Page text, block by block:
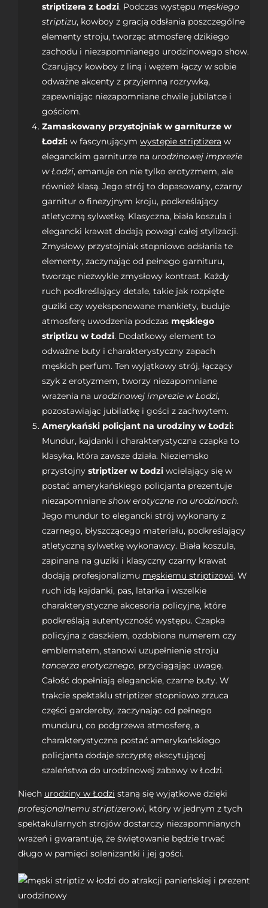
striptizera z Łodzi. Podczas występu męskiego
striptizu, kowboy z gracją odsłania poszczególne
elementy stroju, tworząc atmosferę dzikiego
zachodu i niezapomnianego urodzinowego show.
Czarujący kowboy z liną i wężem łączy w sobie
odważne akcenty z przyjemną rozrywką,
zapewniając niezapomniane chwile jubilatce i
gościom.
Zamaskowany przystojniak w garniturze w
Łodzi:w fascynującym występie striptizera w
eleganckim garniturze na urodzinowej imprezie
w Łodzi, emanuje on nie tylko erotyzmem, ale
również klasą. Jego strój to dopasowany, czarny
garnitur o finezyjnym kroju, podkreślający
atletyczną sylwetkę. Klasyczna, biała koszula i
elegancki krawat dodają powagi całej stylizacji.
Zmysłowy przystojniak stopniowo odsłania te
elementy, zaczynając od pełnego garnituru,
tworząc niezwykle zmysłowy kontrast. Każdy
ruch podkreślający detale, takie jak rozpięte
guziki czy wyeksponowane mankiety, buduje
atmosferę uwodzenia podczas męskiego
striptizu w Łodzi. Dodatkowy element to
odważne buty i charakterystyczny zapach
męskich perfum. Ten wyjątkowy strój, łączący
szyk z erotyzmem, tworzy niezapomniane
wrażenia na urodzinowej imprezie w Łodzi,
pozostawiając jubilatkę i gości z zachwytem.
Amerykański policjant na urodziny w Łodzi:
Mundur, kajdanki i charakterystyczna czapka to
klasyka, która zawsze działa. Nieziemsko
przystojny striptizer w Łodziwcielający się w
postać amerykańskiego policjanta prezentuje
niezapomniane show erotyczne na urodzinach.
Jego mundur to elegancki strój wykonany z
czarnego, błyszczącego materiału, podkreślający
atletyczną sylwetkę wykonawcy. Biała koszula,
zapinana na guziki i klasyczny czarny krawat
dodają profesjonalizmu męskiemu striptizowi. W
ruch idą kajdanki, pas, latarka i wszelkie
charakterystyczne akcesoria policyjne, które
podkreślają autentyczność występu. Czapka
policyjna z daszkiem, ozdobiona numerem czy
emblematem, stanowi uzupełnienie stroju
tancerza erotycznego, przyciągając uwagę.
Całość dopełniają eleganckie, czarne buty. W
trakcie spektaklu striptizer stopniowo zrzuca
części garderoby, zaczynając od pełnego
munduru, co podgrzewa atmosferę, a
charakterystyczna postać amerykańskiego
policjanta dodaje szczyptę ekscytującej
szaleństwa do urodzinowej zabawy w Łodzi.
Niech urodziny w Łodzi staną się wyjątkowe dzięki
profesjonalnemu striptizerowi, który w jednym z tych
spektakularnych strojów dostarczy niezapomnianych
wrażeń i gwarantuje, że świętowanie będzie trwać
długo w pamięci solenizantki i jej gości.